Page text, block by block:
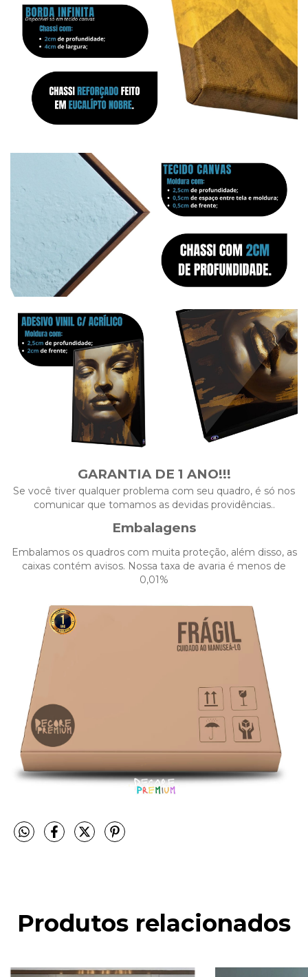
GARANTIA DE 1 ANO!!!
Se você tiver qualquer problema com seu quadro, é só nos
comunicar que tomamos as devidas providências..
Embalagens
Embalamos os quadros com muita proteção, além disso, as
caixas contém avisos. Nossa taxa de avaria é menos de
0,01%
Produtos relacionados